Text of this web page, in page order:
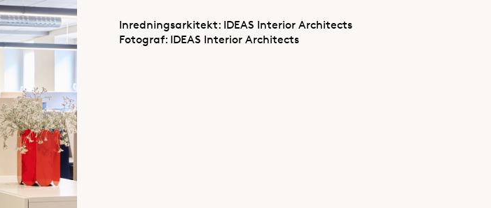
Inredningsarkitekt: IDEAS Interior Architects
Fotograf: IDEAS Interior Architects